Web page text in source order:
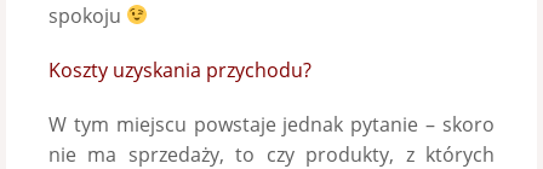
spokoju
Koszty uzyskania przychodu?
W tym miejscu powstaje jednak pytanie – skoro
nie ma sprzedaży, to czy produkty, z których